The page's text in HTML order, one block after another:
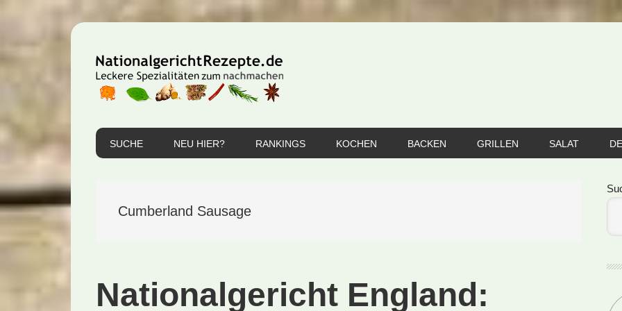
Hauptnavigation
SUCHE NEU HIER? RANKINGS KOCHEN BACKEN GRILLEN SALAT
Cumberland Sausage
Nationalgericht England: